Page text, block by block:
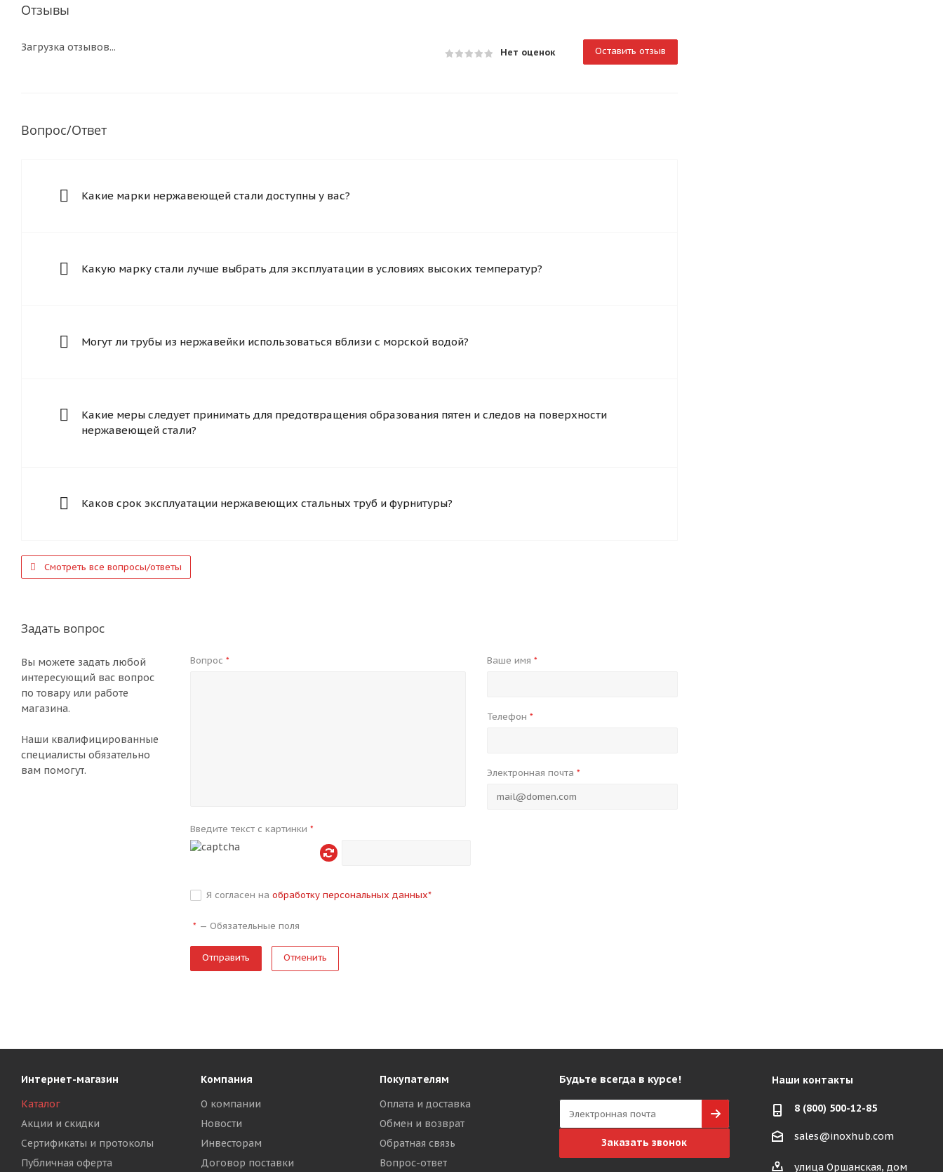
Отзывы
Нет оценок Оставить отзыв
Загрузка отзывов...
Вопрос/Ответ
Какие марки нержавеющей стали доступны у вас?
Какую марку стали лучше выбрать для эксплуатации в условиях высоких температур?
Могут ли трубы из нержавейки использоваться вблизи с морской водой?
Какие меры следует принимать для предотвращения образования пятен и следов на поверхности
нержавеющей стали?
Каков срок эксплуатации нержавеющих стальных труб и фурнитуры?
Смотреть все вопросы/ответы
Задать вопрос
Вы можете задать любой
интересующий вас вопрос
по товару или работе
магазина.
Наши квалифицированные
специалисты обязательно
вам помогут.
Вопрос* Ваше имя *
Телефон *
Электронная почта *
Введите текст с картинки*
Я согласен наобработку персональных данных*
* —Обязательные поля
Отменить
Интернет-магазин
Каталог
Акции и скидки
Сертификаты и протоколы
Публичная оферта
Компания
О компании
Новости
Инвесторам
Договор поставки
Покупателям
Оплата и доставка
Обмен и возврат
Обратная связь
Вопрос-ответ
Будьте всегда в курсе!
Заказать звонок
Наши контакты
8 (800) 500-12-85
sales@inoxhub.com
улица Оршанская, дом